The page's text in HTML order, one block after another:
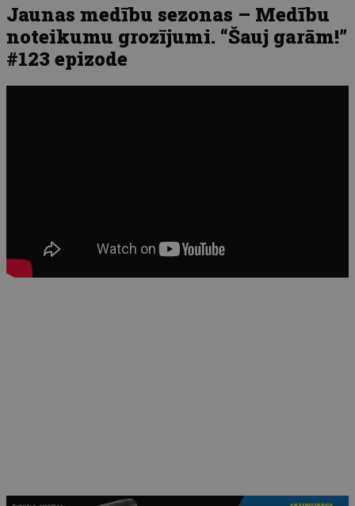
Jaunas medību sezonas – Medību
noteikumu grozījumi. “Šauj garām!”
#123 epizode